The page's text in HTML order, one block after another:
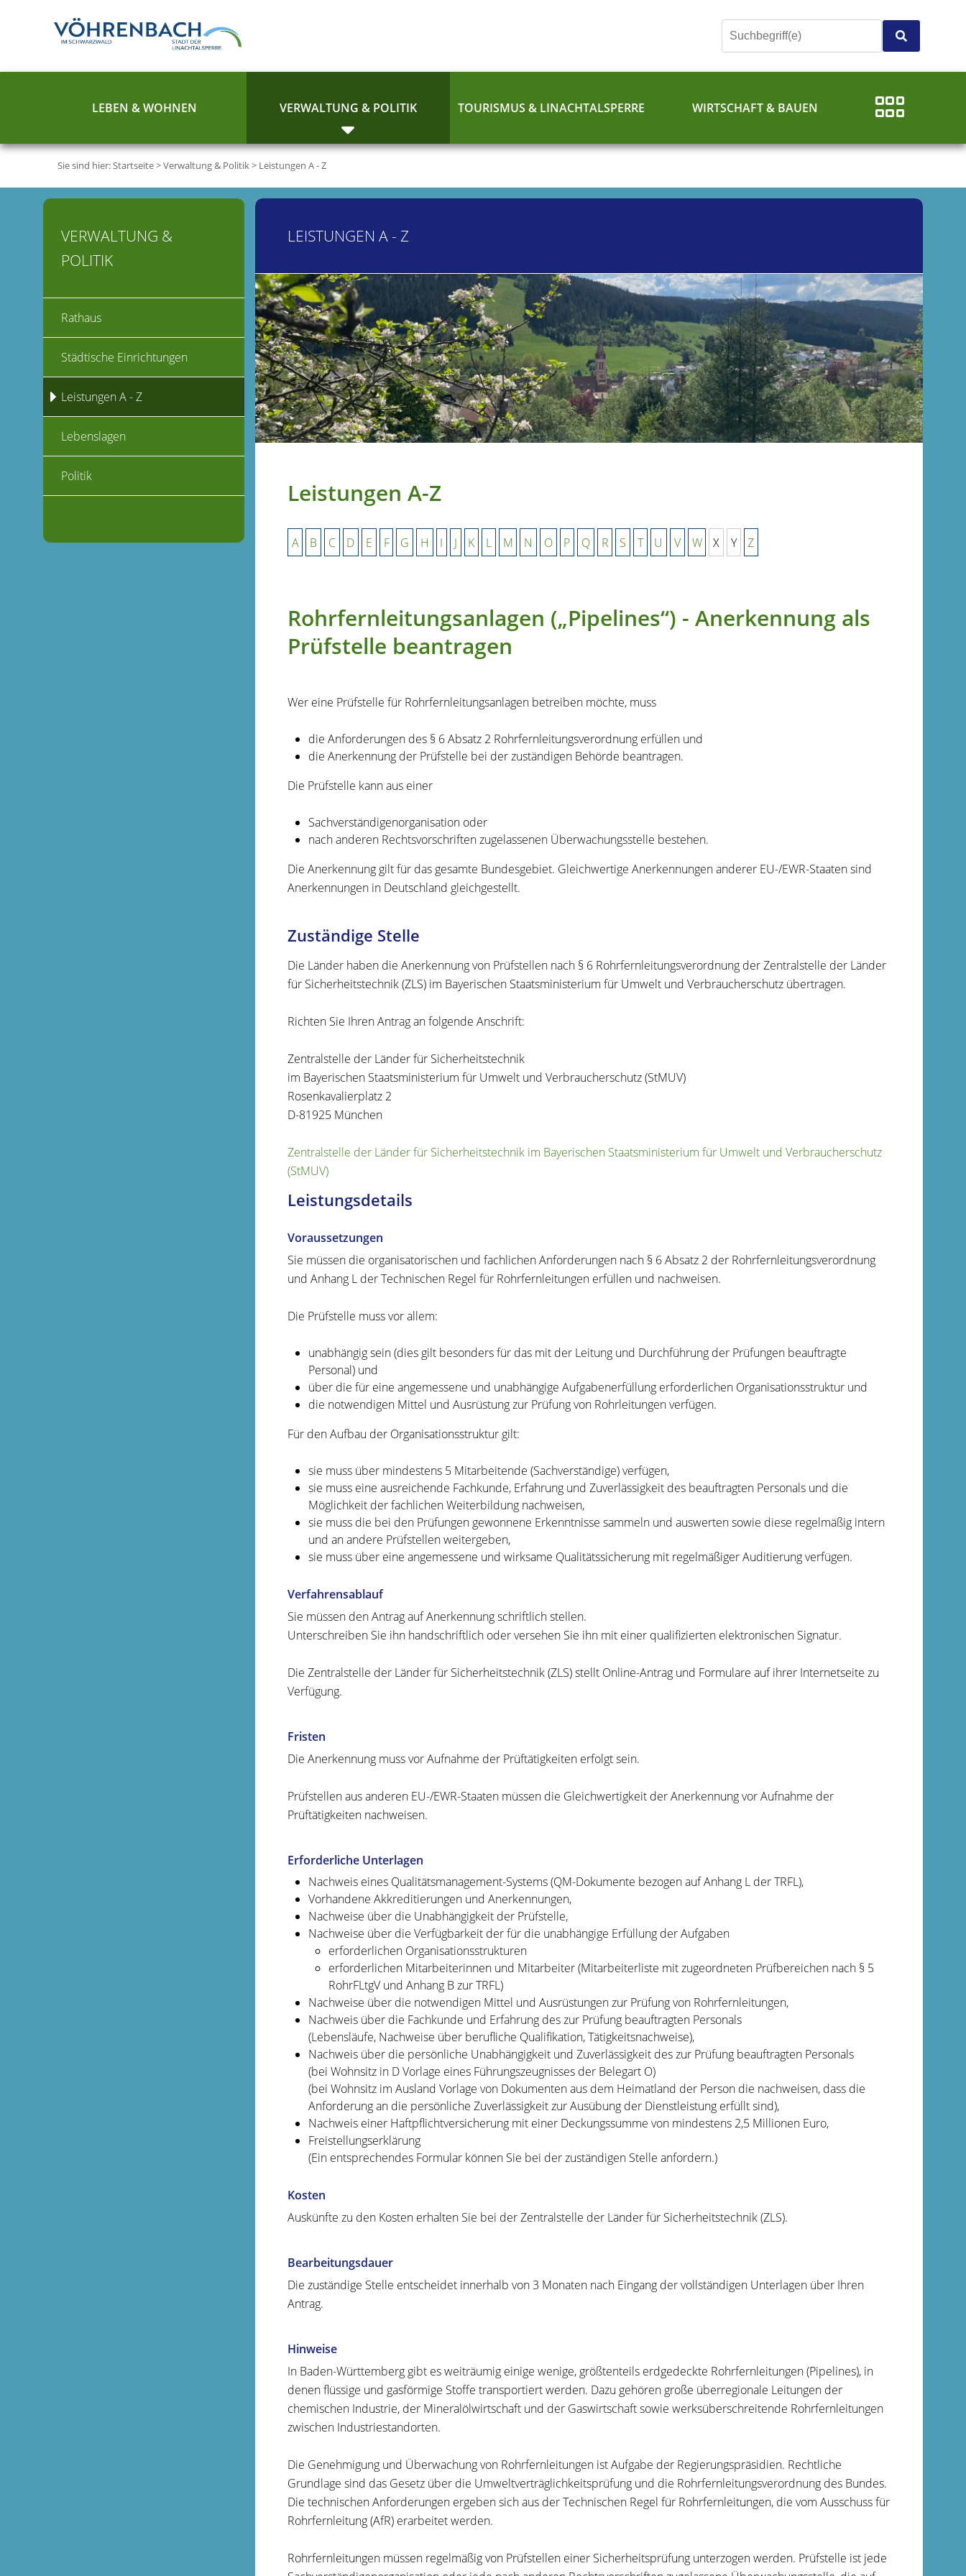
LEBEN & WOHNEN VERWALTUNG & POLITIK TOURISMUS & LINACHTALSPERRE WIRTSCHAFT & BAUEN
Sie sind hier:Startseite>Verwaltung & Politik> Leistungen A - Z
LEISTUNGEN A - Z
Leistungen A-Z
A B C D E F G H I J K L M N O P Q R S T U V W X Y Z
Rohrfernleitungsanlagen („Pipelines“) - Anerkennung als
Prüfstelle beantragen
Wer eine Prüfstelle für Rohrfernleitungsanlagen betreiben möchte, muss
die Anforderungen des § 6 Absatz 2 Rohrfernleitungsverordnung erfüllen und
die Anerkennung der Prüfstelle bei der zuständigen Behörde beantragen.
Die Prüfstelle kann aus einer
Sachverständigenorganisation oder
nach anderen Rechtsvorschriften zugelassenen Überwachungsstelle bestehen.
Die Anerkennung gilt für das gesamte Bundesgebiet. Gleichwertige Anerkennungen anderer EU-/EWR-Staaten sind
Anerkennungen in Deutschland gleichgestellt.
Zuständige Stelle
Die Länder haben die Anerkennung von Prüfstellen nach § 6 Rohrfernleitungsverordnung der Zentralstelle der Länder
für Sicherheitstechnik (ZLS) im Bayerischen Staatsministerium für Umwelt und Verbraucherschutz übertragen.
Richten Sie Ihren Antrag an folgende Anschrift:
Zentralstelle der Länder für Sicherheitstechnik
im Bayerischen Staatsministerium für Umwelt und Verbraucherschutz (StMUV)
Rosenkavalierplatz 2
D-81925 München
Zentralstelle der Länder für Sicherheitstechnik im Bayerischen Staatsministerium für Umwelt und Verbraucherschutz
(StMUV)
Leistungsdetails
Voraussetzungen
Sie müssen die organisatorischen und fachlichen Anforderungen nach § 6 Absatz 2 der Rohrfernleitungsverordnung
und Anhang L der Technischen Regel für Rohrfernleitungen erfüllen und nachweisen.
Die Prüfstelle muss vor allem:
unabhängig sein (dies gilt besonders für das mit der Leitung und Durchführung der Prüfungen beauftragte
Personal) und
über die für eine angemessene und unabhängige Aufgabenerfüllung erforderlichen Organisationsstruktur und
die notwendigen Mittel und Ausrüstung zur Prüfung von Rohrleitungen verfügen.
Für den Aufbau der Organisationsstruktur gilt:
sie muss über mindestens 5 Mitarbeitende (Sachverständige) verfügen,
sie muss eine ausreichende Fachkunde, Erfahrung und Zuverlässigkeit des beauftragten Personals und die
Möglichkeit der fachlichen Weiterbildung nachweisen,
sie muss die bei den Prüfungen gewonnene Erkenntnisse sammeln und auswerten sowie diese regelmäßig intern
und an andere Prüfstellen weitergeben,
sie muss über eine angemessene und wirksame Qualitätssicherung mit regelmäßiger Auditierung verfügen.
Verfahrensablauf
Sie müssen den Antrag auf Anerkennung schriftlich stellen.
Unterschreiben Sie ihn handschriftlich oder versehen Sie ihn mit einer qualifizierten elektronischen Signatur.
Die Zentralstelle der Länder für Sicherheitstechnik (ZLS) stellt Online-Antrag und Formulare auf ihrer Internetseite zu
Verfügung.
Fristen
Die Anerkennung muss vor Aufnahme der Prüftätigkeiten erfolgt sein.
Prüfstellen aus anderen EU-/EWR-Staaten müssen die Gleichwertigkeit der Anerkennung vor Aufnahme der
Prüftätigkeiten nachweisen.
Erforderliche Unterlagen
Nachweis eines Qualitätsmanagement-Systems (QM-Dokumente bezogen auf Anhang L der TRFL),
Vorhandene Akkreditierungen und Anerkennungen,
Nachweise über die Unabhängigkeit der Prüfstelle,
Nachweise über die Verfügbarkeit der für die unabhängige Erfüllung der Aufgaben
erforderlichen Organisationsstrukturen
erforderlichen Mitarbeiterinnen und Mitarbeiter (Mitarbeiterliste mit zugeordneten Prüfbereichen nach § 5
RohrFLtgV und Anhang B zur TRFL)
Nachweise über die notwendigen Mittel und Ausrüstungen zur Prüfung von Rohrfernleitungen,
Nachweis über die Fachkunde und Erfahrung des zur Prüfung beauftragten Personals
(Lebensläufe, Nachweise über berufliche Qualifikation, Tätigkeitsnachweise),
Nachweis über die persönliche Unabhängigkeit und Zuverlässigkeit des zur Prüfung beauftragten Personals
(bei Wohnsitz in D Vorlage eines Führungszeugnisses der Belegart O)
(bei Wohnsitz im Ausland Vorlage von Dokumenten aus dem Heimatland der Person die nachweisen, dass die
Anforderung an die persönliche Zuverlässigkeit zur Ausübung der Dienstleistung erfüllt sind),
Nachweis einer Haftpflichtversicherung mit einer Deckungssumme von mindestens 2,5 Millionen Euro,
Freistellungserklärung
(Ein entsprechendes Formular können Sie bei der zuständigen Stelle anfordern.)
Kosten
Auskünfte zu den Kosten erhalten Sie bei der Zentralstelle der Länder für Sicherheitstechnik (ZLS).
Bearbeitungsdauer
Die zuständige Stelle entscheidet innerhalb von 3 Monaten nach Eingang der vollständigen Unterlagen über Ihren
Antrag.
Hinweise
In Baden-Württemberg gibt es weiträumig einige wenige, größtenteils erdgedeckte Rohrfernleitungen (Pipelines), in
denen flüssige und gasförmige Stoffe transportiert werden. Dazu gehören große überregionale Leitungen der
chemischen Industrie, der Mineralölwirtschaft und der Gaswirtschaft sowie werksüberschreitende Rohrfernleitungen
zwischen Industriestandorten.
Die Genehmigung und Überwachung von Rohrfernleitungen ist Aufgabe der Regierungspräsidien. Rechtliche
Grundlage sind das Gesetz über die Umweltverträglichkeitsprüfung und die Rohrfernleitungsverordnung des Bundes.
Die technischen Anforderungen ergeben sich aus der Technischen Regel für Rohrfernleitungen, die vom Ausschuss für
Rohrfernleitung (AfR) erarbeitet werden.
Rohrfernleitungen müssen regelmäßig von Prüfstellen einer Sicherheitsprüfung unterzogen werden. Prüfstelle ist jede
VERWALTUNG &
POLITIK
Rathaus
Städtische Einrichtungen
Leistungen A - Z
Lebenslagen
Politik